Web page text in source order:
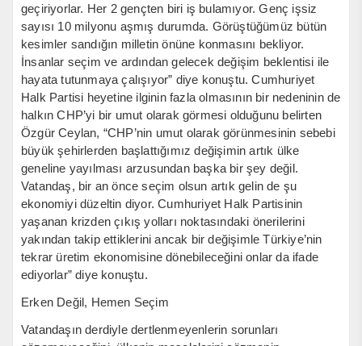
geçiriyorlar. Her 2 gençten biri iş bulamıyor. Genç işsiz
sayısı 10 milyonu aşmış durumda. Görüştüğümüz bütün
kesimler sandığın milletin önüne konmasını bekliyor.
İnsanlar seçim ve ardından gelecek değişim beklentisi ile
hayata tutunmaya çalışıyor” diye konuştu. Cumhuriyet
Halk Partisi heyetine ilginin fazla olmasının bir nedeninin de
halkın CHP’yi bir umut olarak görmesi olduğunu belirten
Özgür Ceylan, “CHP’nin umut olarak görünmesinin sebebi
büyük şehirlerden başlattığımız değişimin artık ülke
geneline yayılması arzusundan başka bir şey değil.
Vatandaş, bir an önce seçim olsun artık gelin de şu
ekonomiyi düzeltin diyor. Cumhuriyet Halk Partisinin
yaşanan krizden çıkış yolları noktasındaki önerilerini
yakından takip ettiklerini ancak bir değişimle Türkiye’nin
tekrar üretim ekonomisine dönebileceğini onlar da ifade
ediyorlar” diye konuştu.
Erken Değil, Hemen Seçim
Vatandaşın derdiyle dertlenmeyenlerin sorunları